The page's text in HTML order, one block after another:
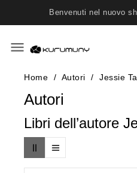
Benvenuti nel nuovo
menu
Home Autori Jessie
Autori
Libri dell’autore